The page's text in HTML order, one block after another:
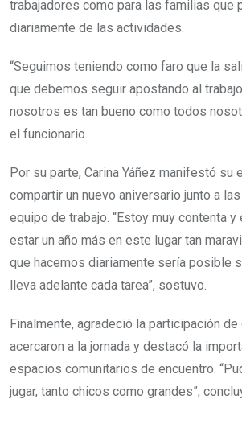
trabajadores como para las familias que
diariamente de las actividades.
“Seguimos teniendo como faro que la
que debemos seguir apostando al
nosotros es tan bueno como todos
el funcionario.
Por su parte, Carina Yáñez manifestó su
compartir un nuevo aniversario junto a
equipo de trabajo. “Estoy muy contenta y
estar un año más en este lugar tan
que hacemos diariamente sería posible
lleva adelante cada tarea”, sostuvo.
Finalmente, agradeció la participación
acercaron a la jornada y destacó la
espacios comunitarios de encuentro.
jugar, tanto chicos como grandes”,